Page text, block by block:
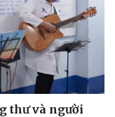
thư và người